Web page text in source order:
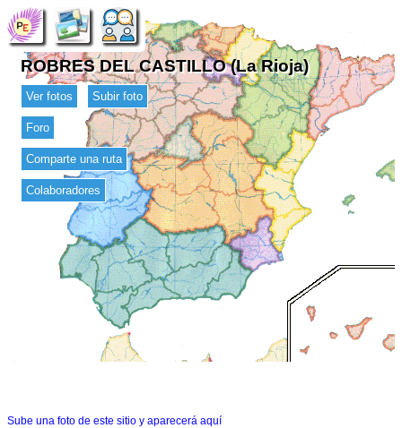
ROBRES DEL CASTILLO (La Rioja)
Ver fotos Subir foto
Foro
Comparte una ruta
Colaboradores
Sube una foto de este sitio y aparecerá aquí